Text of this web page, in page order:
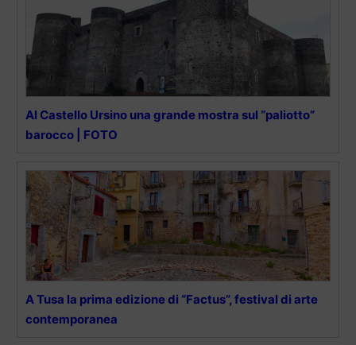
Al Castello Ursino una grande mostra sul “paliotto”
barocco | FOTO
A Tusa la prima edizione di “Factus”, festival di arte
contemporanea